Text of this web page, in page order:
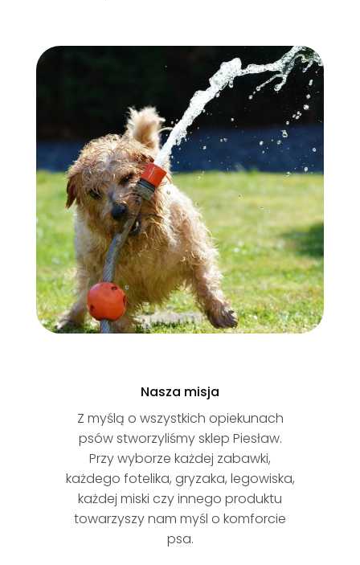
Nasza misja
Z myślą o wszystkich opiekunach
psów stworzyliśmy sklep Piesław.
Przy wyborze każdej zabawki,
każdego fotelika, gryzaka, legowiska,
każdej miski czy innego produktu
towarzyszy nam myśl o komforcie
psa.